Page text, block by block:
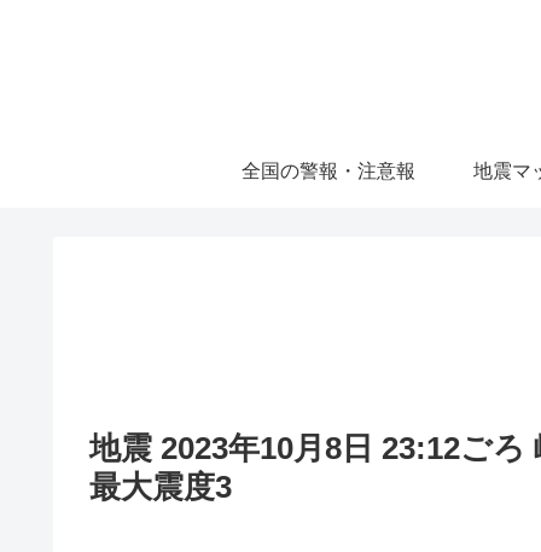
全国の警報・注意報 地震マ
地震 2023年10月8日 23:12ご
最大震度3